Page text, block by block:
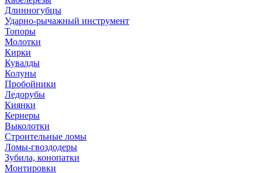
Длинногубцы
Ударно-рычажный инструмент
Топоры
Молотки
Кирки
Кувалды
Колуны
Пробойники
Ледорубы
Киянки
Кернеры
Выколотки
Строительные ломы
Ломы-гвоздодеры
Зубила, конопатки
Монтировки